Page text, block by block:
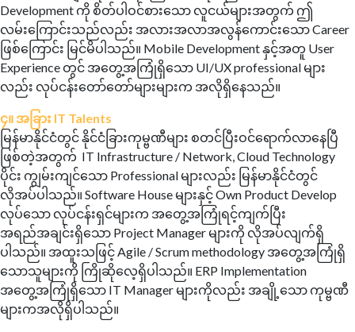
Development ကို စိတ်ပါဝင်စားသော လူငယ်များအတွက် ဤ
လမ်းကြောင်းသည်လည်း အလားအလာအလွန်ကောင်းသော Career
ဖြစ်ကြောင်း မြင်မိပါသည်။ Mobile Development နှင့်အတူ User
Experience တွင် အတွေ့အကြုံရှိသော UI/UX professional များ
လည်း လုပ်ငန်းတော်တော်များများက အလိုရှိနေသည်။
၄။ အခြား IT Talents
မြန်မာနိုင်ငံတွင် နိုင်ငံခြားကုမ္ဗဏီများ စတင်ပြီးဝင်ရောက်လာနေပြီ
ဖြစ်တဲ့အတွက် IT Infrastructure / Network, Cloud Technology
ပိုင်း ကျွမ်းကျင်သော Professional များလည်း မြန်မာနိုင်ငံတွင်
လိုအပ်ပါသည်။ Software House များနှင့် Own Product Develop
လုပ်သော လုပ်ငန်းရှင်များက အတွေ့အကြုံရင့်ကျက်ပြီး
အရည်အချင်းရှိသော Project Manager များကို လိုအပ်လျက်ရှိ
ပါသည်။ အထူးသဖြင့် Agile / Scrum methodology အတွေ့အကြုံရှိ
သောသူများကို ကြိုဆိုလေ့ရှိပါသည်။ ERP Implementation
အတွေ့အကြုံရှိသော IT Manager များကိုလည်း အချို့သော ကုမ္ဗဏီ
များကအလိုရှိပါသည်။